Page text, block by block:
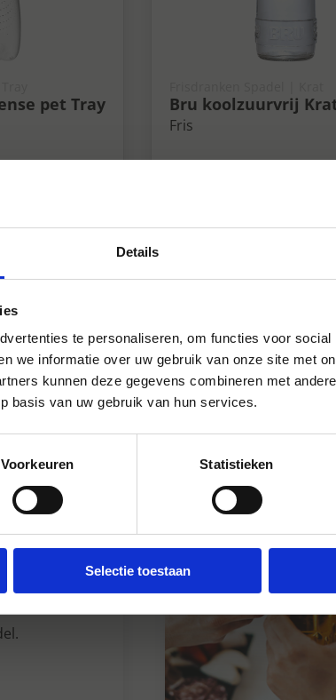
Details
te personaliseren, om functies voor social
we informatie over uw gebruik van onze site met
kunnen deze gegevens combineren met
basis van uw gebruik van hun services.
Voorkeuren Statistieken
Selectie toestaan
pet Tray
Bru koolzuurvrij
Fris
sinds